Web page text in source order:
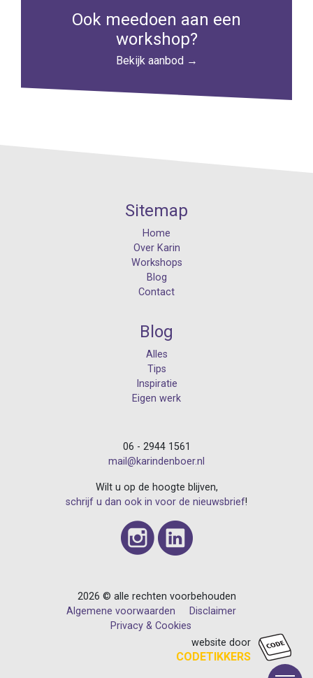
Ook meedoen aan een
workshop?
Bekijk aanbod →
Sitemap
Home
Over Karin
Workshops
Blog
Contact
Blog
Alles
Tips
Inspiratie
Eigen werk
06 - 2944 1561
mail@karindenboer.nl
Wilt u op de hoogte blijven,
schrijf u dan ook in voor de nieuwsbrief!
2026 © alle rechten voorbehouden
Algemene voorwaarden
Disclaimer
Privacy & Cookies
website door
CODETIKKERS